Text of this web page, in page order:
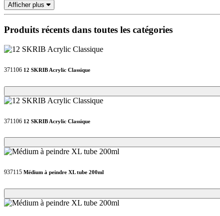
Afficher plus
Produits récents dans toutes les catégories
371106 12 SKRIB Acrylic Classique
Loading...
Loading...
371106 12 SKRIB Acrylic Classique
Loading...
Loading...
937115 Médium à peindre XL tube 200ml
Loading...
Loading...